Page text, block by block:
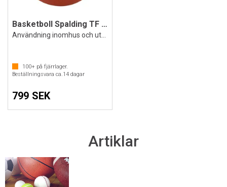
Basketboll Spalding TF Gold
100+ på fjärrlager.
Beställningsvara ca.14 dagar
799 SEK
Artiklar